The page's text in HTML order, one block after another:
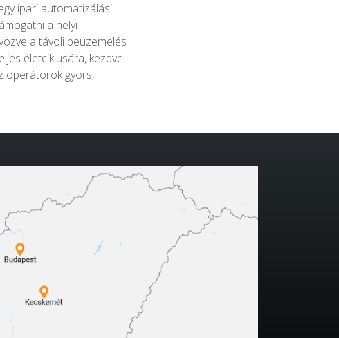
ipari automatizálási
a helyi
a távoli beüzemelés
életciklusára, kezdve
operátorok gyors,